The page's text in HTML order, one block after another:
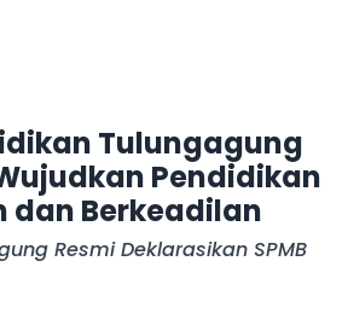
Tulungagung
Pendidikan
dan Berkeadilan
Resmi Deklarasikan SPMB